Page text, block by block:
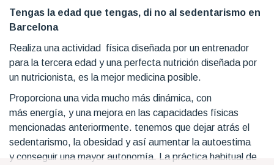
Tengas la edad que tengas, di no al sedentarismo en
Barcelona
Realiza una actividad física diseñada por un entrenador
para la tercera edad y una perfecta nutrición diseñada por
un nutricionista, es la mejor medicina posible.
Proporciona una vida mucho más dinámica, con
más energía, y una mejora en las capacidades físicas
mencionadas anteriormente. tenemos que dejar atrás el
sedentarismo, la obesidad y así aumentar la autoestima
y conseguir una mayor autonomía. La práctica habitual de